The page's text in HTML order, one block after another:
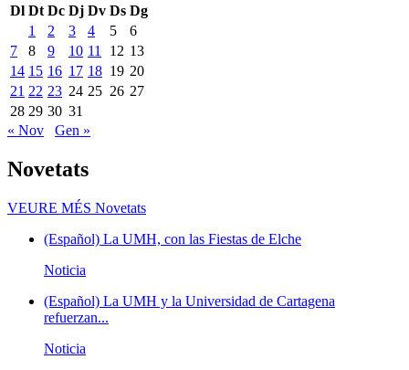
Dl Dt Dc Dj Dv Ds Dg
1
2 3 4 5
6
7
8 9 10 11 12 13
14 15 16 17 18 19 20
21 22 23 24 25 26 27
28 29 30 31
« Nov
Gen »
Novetats
VEURE MÉS Novetats
(Español) La UMH, con las Fiestas de Elche
Noticia
(Español) La UMH y la Universidad de Cartagena
refuerzan...
Noticia